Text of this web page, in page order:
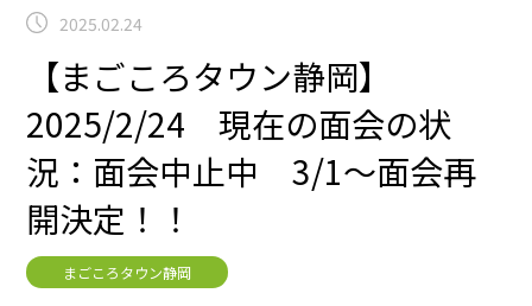
2025.02.24
【まごころタウン静岡】
2025/2/24 現在の面会の状
況：面会中止中 3/1～面会再
開決定！！
まごころタウン静岡